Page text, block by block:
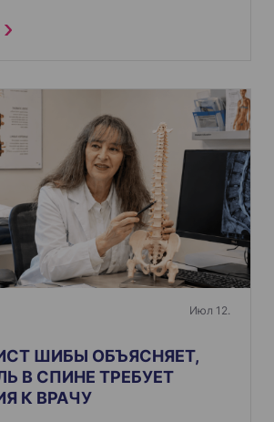
Июл 12.
ШИБЫ ОБЪЯСНЯЕТ,
В СПИНЕ ТРЕБУЕТ
К ВРАЧУ